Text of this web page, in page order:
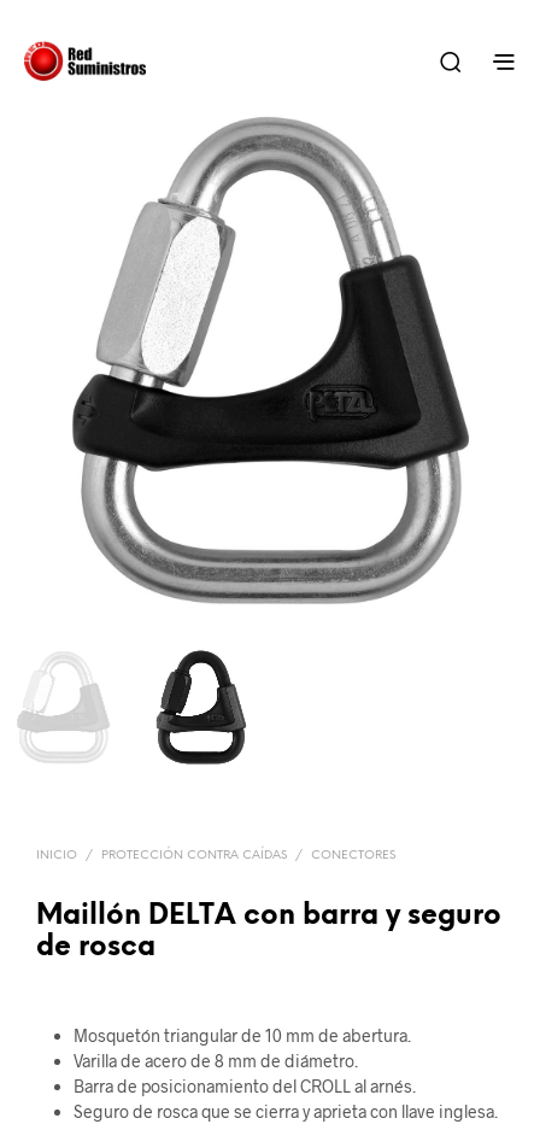
INICIO / PROTECCIÓN CONTRA CAÍDAS / CONECTORES
Maillón DELTA con barra y seguro
de rosca
Mosquetón triangular de 10 mm de abertura.
Varilla de acero de 8 mm de diámetro.
Barra de posicionamiento del CROLL al arnés.
Seguro de rosca que se cierra y aprieta con llave inglesa.